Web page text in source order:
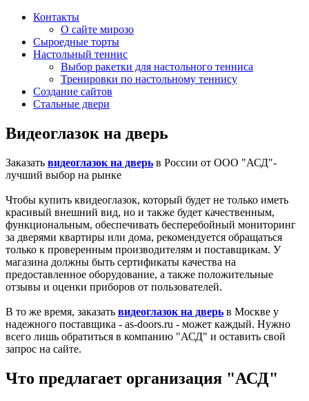
Контакты
О сайте мирозо
Сыроедные торты
Настольный теннис
Выбор ракетки для настольного тенниса
Тренировки по настольному теннису
Создание сайтов
Стальные двери
Видеоглазок на дверь
Заказать видеоглазок на дверь в России от ООО "АСД"-
лучший выбор на рынке
Чтобы купить квидеоглазок, который будет не только иметь
красивый внешний вид, но и также будет качественным,
функциональным, обеспечивать бесперебойный мониторинг
за дверями квартиры или дома, рекомендуется обращаться
только к проверенным производителям и поставщикам. У
магазина должны быть сертификаты качества на
предоставленное оборудование, а также положительные
отзывы и оценки приборов от пользователей.
В то же время, заказать видеоглазок на дверь в Москве у
надежного поставщика - as-doors.ru - может каждый. Нужно
всего лишь обратиться в компанию "АСД" и оставить свой
запрос на сайте.
Что предлагает организация "АСД"